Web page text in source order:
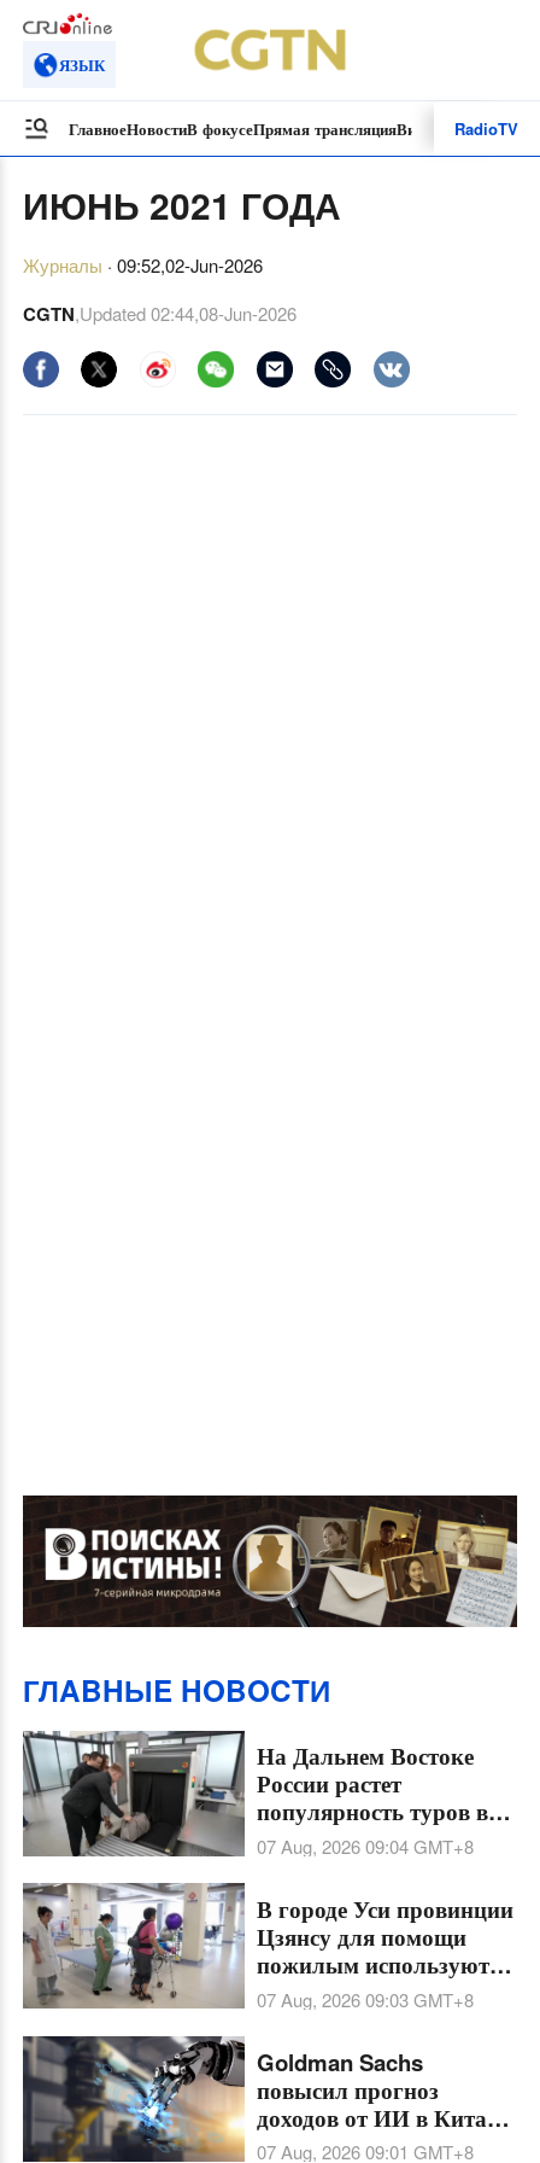
ЯЗЫК
ГлавноеНовостиВ фокусеПрямая трансляцияВидеоролики
RadioTV
ИЮНЬ 2021 ГОДА
Журналы · 09:52,02-Jun-2026
CGTN,Updated02:44,08-Jun-2026
ГЛABHЫE HOBOCTИ
На Дальнем Востоке
России растет
популярность туров в
Китай
07 Aug, 2026 09:04GMT+8
В городе Уси провинции
Цзянсу для помощи
пожилым используют
экзоскелеты и умные
матрасы
07 Aug, 2026 09:03GMT+8
Goldman Sachs
повысил прогноз
доходов от ИИ в Китае
на 2026 год на фоне
07 Aug, 2026 09:01 GMT+8